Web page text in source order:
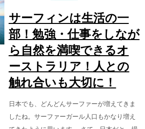
サーフィンは生活の一
部！勉強・仕事をしなが
ら自然を満喫できるオ
ーストラリア！人との
触れ合いも大切に！
日本でも、どんどんサーファーが増えてきま
したね。サーファーガール人口もかなり増え